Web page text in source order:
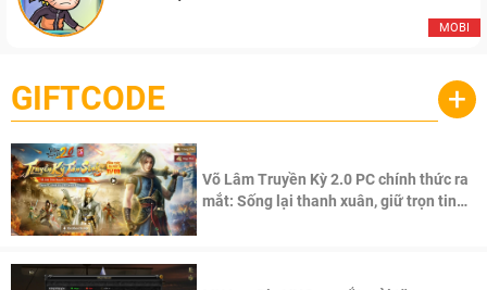
MOBI
GIFTCODE +
Võ Lâm Truyền Kỳ 2.0 PC chính thức ra
mắt: Sống lại thanh xuân, giữ trọn tinh